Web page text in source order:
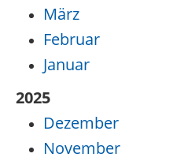
März
Februar
Januar
2025
Dezember
November